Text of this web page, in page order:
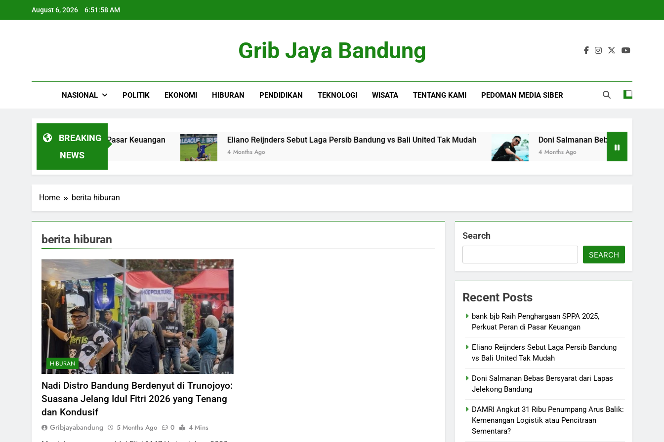
August 6, 2026 6:51:58 AM
Grib Jaya Bandung
NASIONAL POLITIK EKONOMI HIBURAN PENDIDIKAN TEKNOLOGI WISATA TENTANG KAMI PEDOMAN MEDIA SIBER
BREAKING
NEWS
Perkuat Peran di Pasar Keuangan Eliano Reijnders Sebut Laga Persib Bandung vs Bali United Tak Mudah
4 Months Ago
Doni Salmanan Bebas Bersyarat dari
4 Months Ago
Home berita hiburan
berita hiburan
HIBURAN
Nadi Distro Bandung Berdenyut di Trunojoyo:
Suasana Jelang Idul Fitri 2026 yang Tenang
dan Kondusif
Gribjayabandung 5 Months Ago 0
4 Mins
Search
SEARCH
Recent Posts
bank bjb Raih Penghargaan SPPA 2025,
Perkuat Peran di Pasar Keuangan
Eliano Reijnders Sebut Laga Persib Bandung
vs Bali United Tak Mudah
Doni Salmanan Bebas Bersyarat dari Lapas
Jelekong Bandung
DAMRI Angkut 31 Ribu Penumpang Arus Balik:
Kemenangan Logistik atau Pencitraan
Sementara?